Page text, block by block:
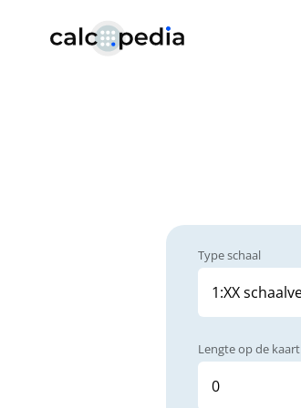
Type schaal
Lengte op de kaart